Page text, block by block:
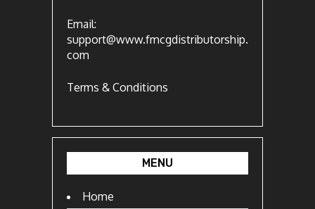
Email:
support@www.fmcgdistributorship.
com
Terms & Conditions
MENU
Home